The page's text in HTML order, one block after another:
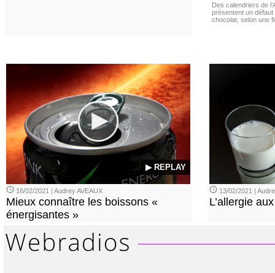
Des calendriers de
présentent un défaut
chocolat, selon une
▶ REPLAY
16/02/2021 | Audrey AVEAUX
Mieux connaître les boissons «
énergisantes »
13/02/2021 |
L’allergie